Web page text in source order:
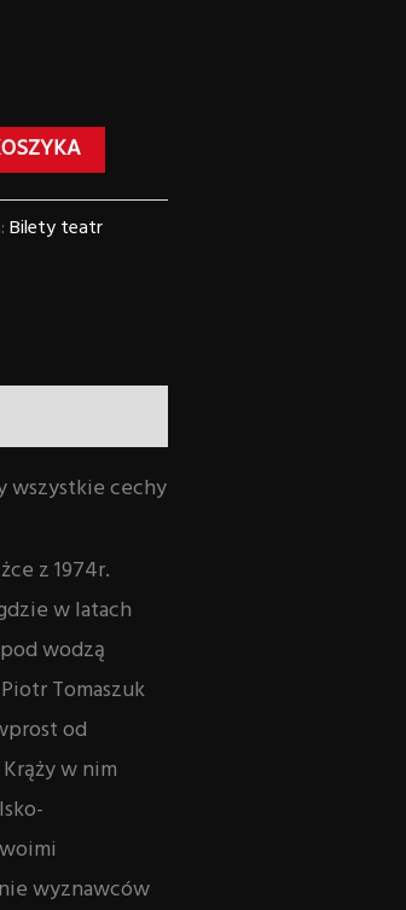
Bilety teatr
wszystkie cechy
z 1974r.
w latach
wodzą
Tomaszuk
od
w nim
wyznawców